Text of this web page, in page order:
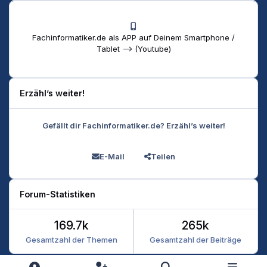
Fachinformatiker.de als APP auf Deinem Smartphone /
Tablet --> (Youtube)
Erzähl’s weiter!
Gefällt dir Fachinformatiker.de? Erzähl’s weiter!
E-Mail Teilen
Forum-Statistiken
Gesamtzahl der Themen
169.7k
Gesamtzahl der Beiträge
265k